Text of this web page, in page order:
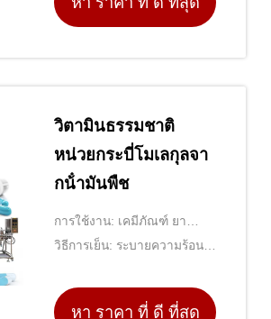
วิตามินธรรมชาติ
หน่วยกระบี่โมเลกุลจา
กน้ํามันพืช
การใช้งาน: เคมีภัณฑ์ ยา
อาหาร ฯลฯ
วิธีการเย็น: ระบายความร้อน
หา ราคา ที่ ดี ที่สุด